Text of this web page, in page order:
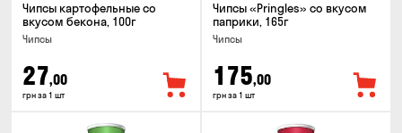
Чипсы картофельные со
вкусом бекона, 100г
Чипсы
27,00
грн за 1 шт
Чипсы «Pringles» со вкусом
паприки, 165г
Чипсы
175,00
грн за 1 шт